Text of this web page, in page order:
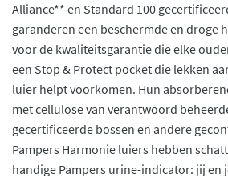
Alliance** en Standard 100
garanderen een beschermde en droge
voor de kwaliteitsgarantie die elke
een Stop & Protect pocket die lekken
luier helpt voorkomen. Hun
met cellulose van verantwoord
gecertificeerde bossen en andere
Pampers Harmonie luiers hebben
handige Pampers urine-indicator: jij en